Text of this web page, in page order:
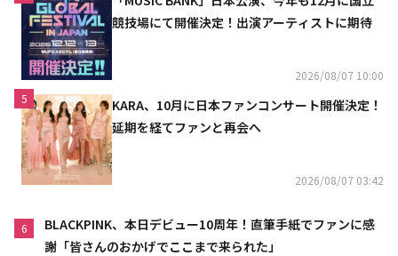
競技場にて開催決定！出演アーティストに期待
2026/08/07 10:00
5
KARA、10月に日本ファンコンサート開催決定！
延期を経てファンと再会へ
2026/08/07 03:42
6
BLACKPINK、本日デビュー10周年！直筆手紙でファンに感
謝「皆さんのおかげでここまで来られた」